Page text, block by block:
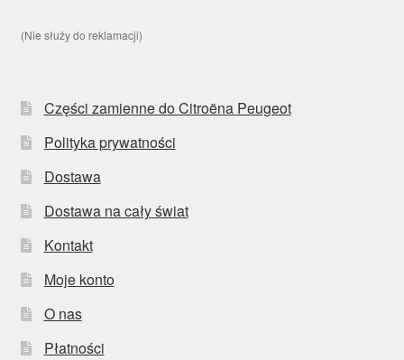
(Nie służy do reklamacji)
Części zamienne do Citroëna Peugeot
Polityka prywatności
Dostawa
Dostawa na cały świat
Kontakt
Moje konto
O nas
Płatności